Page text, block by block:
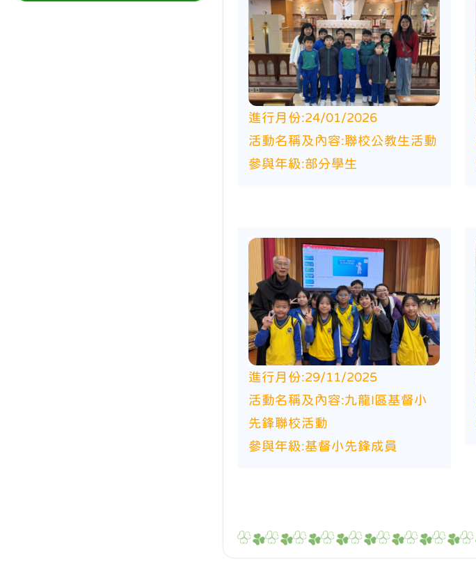
進行月份:24/01/2026
活動名稱及內容:聯校公教生活動
參與年級:部分學生
進行月份:29/11/2025
活動名稱及內容:九龍I區基督小
先鋒聯校活動
參與年級:基督小先鋒成員